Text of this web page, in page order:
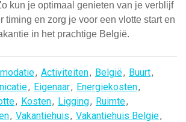
kun je optimaal genieten van je verblijf
timing en zorg je voor een vlotte start en
in het prachtige België.
, Activiteiten, België, Buurt,
, Eigenaar, Energiekosten,
, Kosten, Ligging, Ruimte,
, Vakantiehuis, Vakantiehuis Belgie,